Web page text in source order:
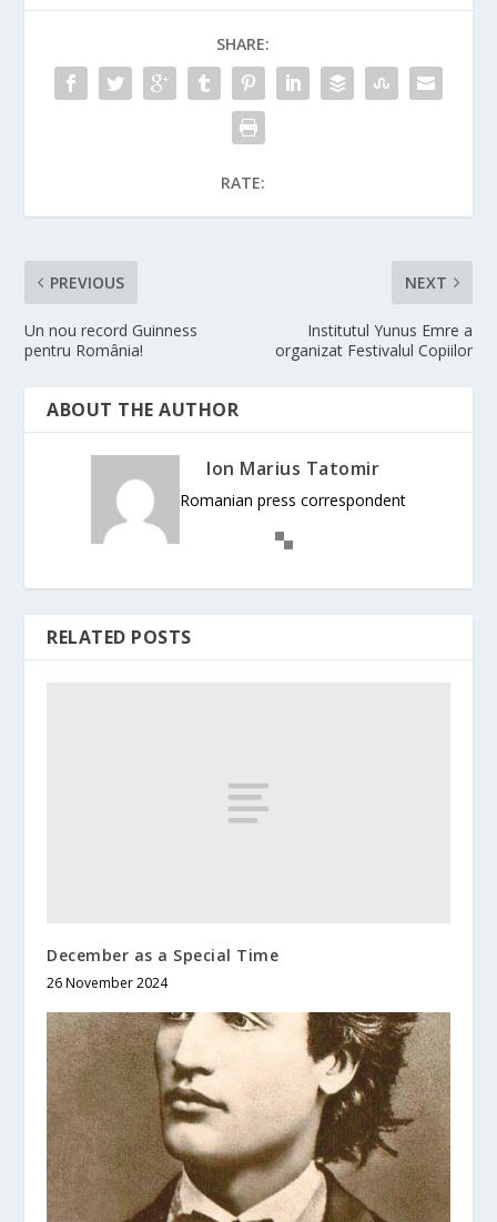
SHARE:
RATE:
PREVIOUS
Un nou record Guinness
pentru România!
NEXT
Institutul Yunus Emre a
organizat Festivalul Copiilor
ABOUT THE AUTHOR
Ion Marius Tatomir
Romanian press correspondent
RELATED POSTS
December as a Special Time
26 November 2024